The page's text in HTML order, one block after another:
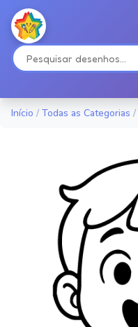
Início / Todas as Categorias /